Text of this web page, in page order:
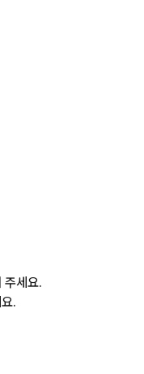
주세요.
.